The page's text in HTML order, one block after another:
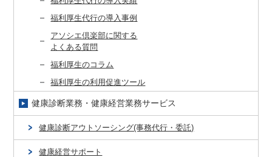
福利厚生代行の導入事例
アソシエ倶楽部に関する
よくある質問
福利厚生のコラム
福利厚生の利用促進ツール
健康診断業務・健康経営業務サービス
健康診断アウトソーシング(事務代行・委託)
健康経営サポート